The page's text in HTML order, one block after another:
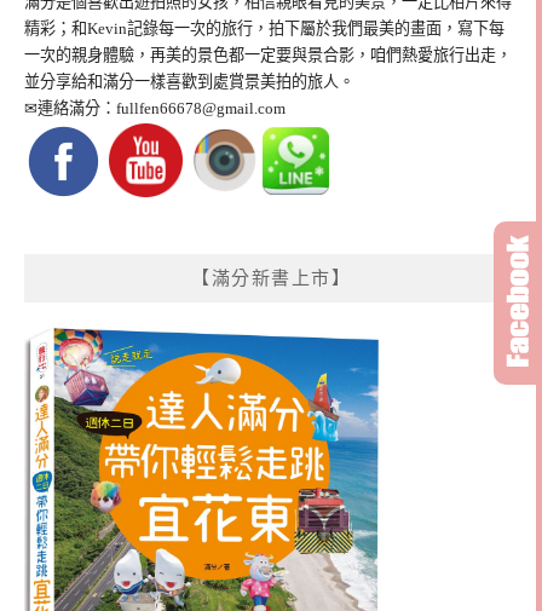
精彩；和Kevin記錄每一次的旅行，拍下屬於我們最美的畫面，寫下每
一次的親身體驗，再美的景色都一定要與景合影，咱們熱愛旅行出走，
並分享給和滿分一樣喜歡到處賞景美拍的旅人。
✉連絡滿分： fullfen66678@gmail.com
【滿分新書上市】